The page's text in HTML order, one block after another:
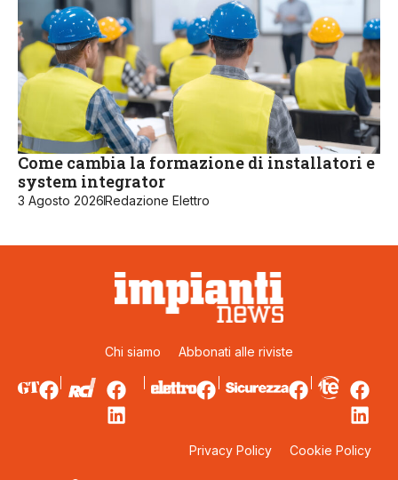
Come cambia la formazione di installatori e
system integrator
3 Agosto 2026Redazione Elettro
Chi siamo Abbonati alle riviste
Privacy Policy Cookie Policy